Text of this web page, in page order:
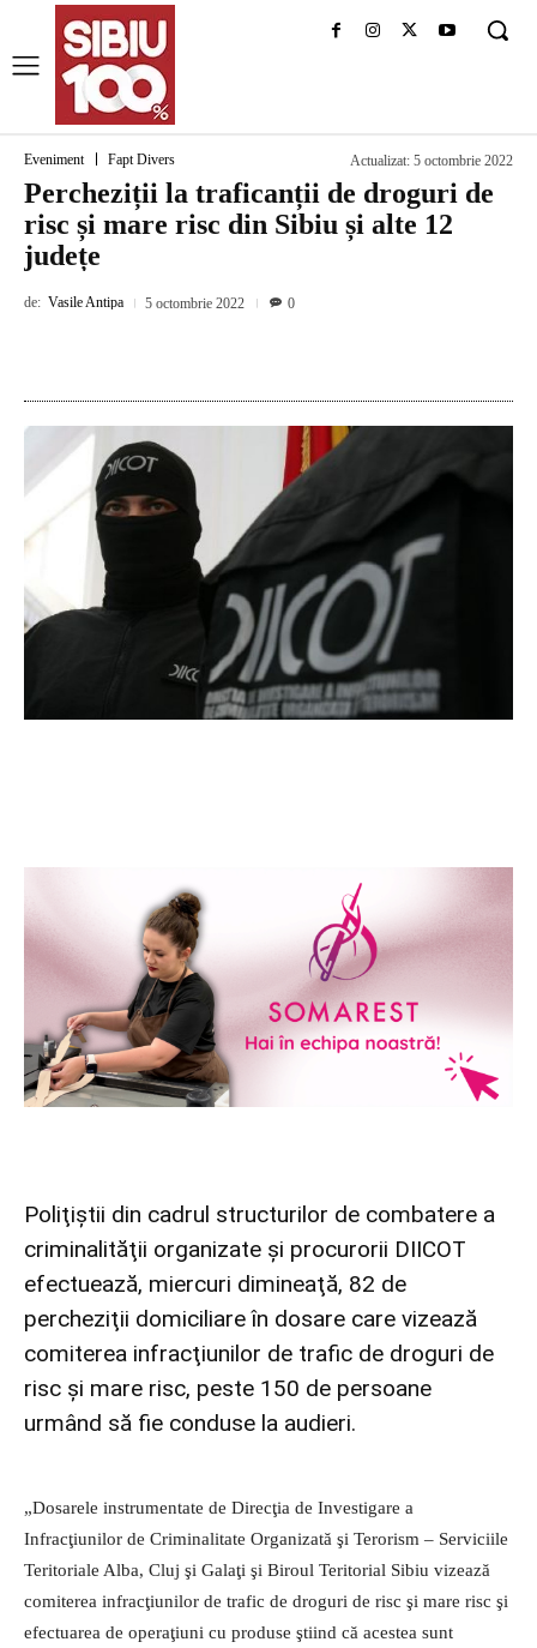
Eveniment Fapt Divers Actualizat: 5 octombrie 2022
Percheziții la traficanții de droguri de
risc și mare risc din Sibiu și alte 12
județe
de: Vasile Antipa 5 octombrie 2022 0
Poliţiştii din cadrul structurilor de combatere a
criminalităţii organizate şi procurorii DIICOT
efectuează, miercuri dimineaţă, 82 de
percheziţii domiciliare în dosare care vizează
comiterea infracţiunilor de trafic de droguri de
risc şi mare risc, peste 150 de persoane
urmând să fie conduse la audieri.
„Dosarele instrumentate de Direcţia de Investigare a
Infracţiunilor de Criminalitate Organizată şi Terorism – Serviciile
Teritoriale Alba, Cluj şi Galaţi şi Biroul Teritorial Sibiu vizează
comiterea infracţiunilor de trafic de droguri de risc şi mare risc şi
efectuarea de operaţiuni cu produse ştiind că acestea sunt